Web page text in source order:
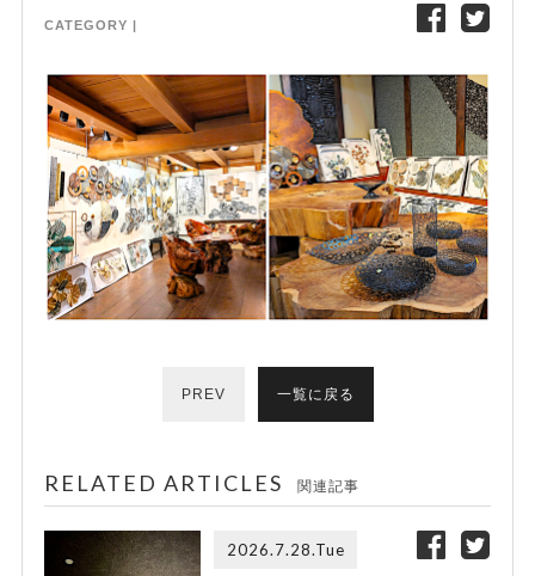
CATEGORY |
PREV 一覧に戻る
RELATED ARTICLES 関連記事
2026.7.28.Tue